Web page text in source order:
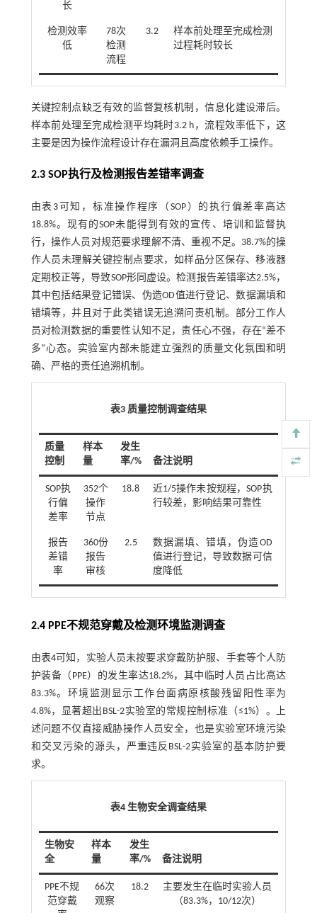
长
检测效率
低
78次
检测
流程
3.2
样本前处理至完成检测
过程耗时较长
关键控制点缺乏有效的监督复核机制，信息化建设滞后。
样本前处理至完成检测平均耗时3.2 h，流程效率低下，这
主要是因为操作流程设计存在漏洞且高度依赖手工操作。
2.3 SOP执行及检测报告差错率调查
由表3 可知，标准操作程序（SOP）的执行偏差率高达
18.8%。现有的SOP未能得到有效的宣传、培训和监督执
行，操作人员对规范要求理解不清、重视不足。38.7%的操
作人员未理解关键控制点要求，如样品分区保存、移液器
定期校正等，导致SOP形同虚设。检测报告差错率达2.5%，
其中包括结果登记错误、伪造OD值进行登记、数据漏填和
错填等，并且对于此类错误无追溯问责机制。部分工作人
员对检测数据的重要性认知不足，责任心不强，存在“差不
多”心态。实验室内部未能建立强烈的质量文化氛围和明
确、严格的责任追溯机制。
表3 质量控制调查结果
质量
控制
样本
量
发生
率/%
备注说明
SOP执
行偏
差率
352个
操作
节点
18.8
近1/5操作未按规程，SOP执
行较差，影响结果可靠性
报告
差错
率
360份
报告
审核
2.5
数据漏填、错填，伪造OD
值进行登记，导致数据可信
度降低
2.4 PPE不规范穿戴及检测环境监测调查
由表4可知，实验人员未按要求穿戴防护服、手套等个人防
护装备（PPE）的发生率达18.2%，其中临时人员占比高达
83.3%。环境监测显示工作台面病原核酸残留阳性率为
4.8%，显著超出BSL-2实验室的常规控制标准（≤1%）。上
述问题不仅直接威胁操作人员安全，也是实验室环境污染
和交叉污染的源头，严重违反BSL-2实验室的基本防护要
求。
表4 生物安全调查结果
生物安
全
样本
量
发生
率/%
备注说明
PPE不规
范穿戴
66次
观察
18.2
主要发生在临时实验人员
（83.3%，10/12次）